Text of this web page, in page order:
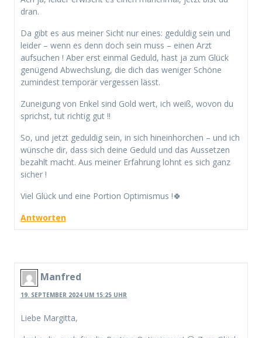
dran.
Da gibt es aus meiner Sicht nur eines: geduldig sein und
leider – wenn es denn doch sein muss – einen Arzt
aufsuchen ! Aber erst einmal Geduld, hast ja zum Glück
genügend Abwechslung, die dich das weniger Schöne
zumindest temporär vergessen lässt.
Zuneigung von Enkel sind Gold wert, ich weiß, wovon du
sprichst, tut richtig gut !!
So, und jetzt geduldig sein, in sich hineinhorchen – und ich
wünsche dir, dass sich deine Geduld und das Aussetzen
bezahlt macht. Aus meiner Erfahrung lohnt es sich ganz
sicher !
Viel Glück und eine Portion Optimismus !🍀
Antworten
Manfred
19. SEPTEMBER 2024 UM 15:25 UHR
Liebe Margitta,